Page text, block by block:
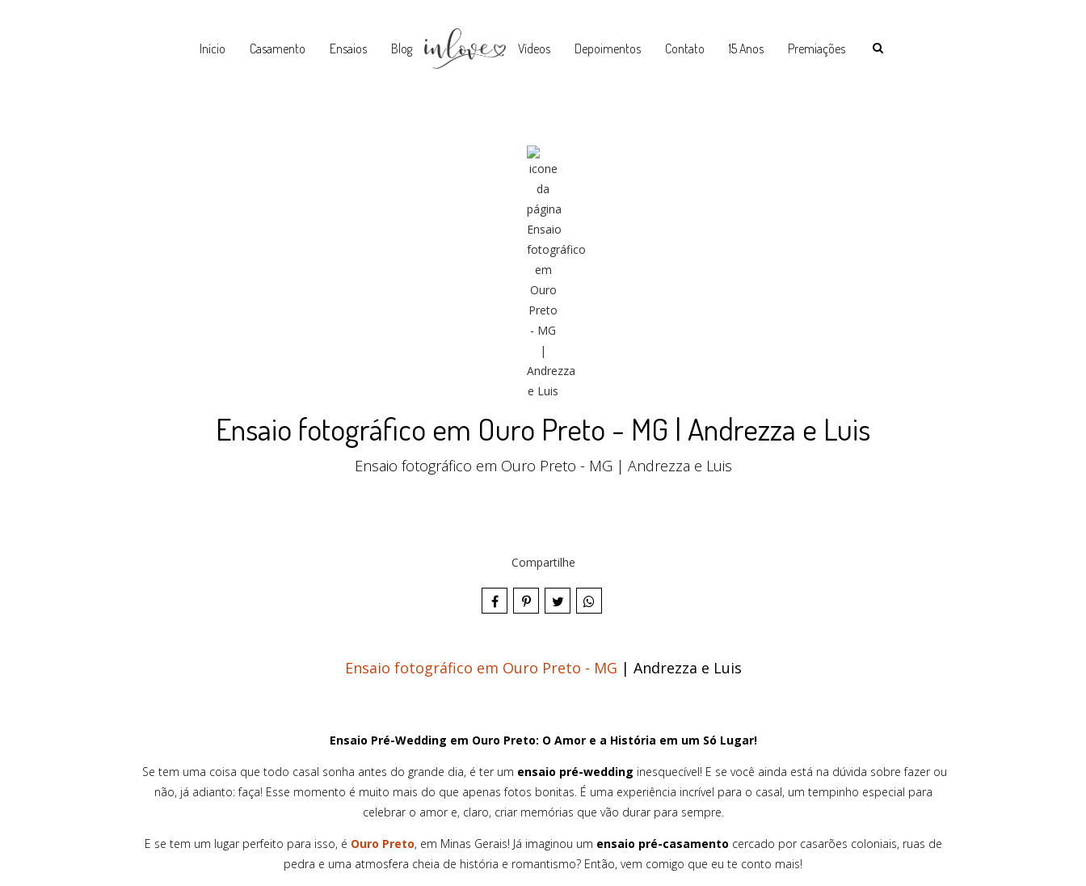
Início Casamento Ensaios Blog Vídeos Depoimentos Contato 15 Anos Premiações
Ensaio fotográfico em Ouro Preto - MG | Andrezza e Luis
Ensaio fotográfico em Ouro Preto - MG | Andrezza e Luis
Compartilhe
Ensaio fotográfico em Ouro Preto - MG | Andrezza e Luis
Ensaio Pré-Wedding em Ouro Preto: O Amor e a História em um Só Lugar!
Se tem uma coisa que todo casal sonha antes do grande dia, é ter um ensaio pré-wedding inesquecível! E se você ainda está na dúvida sobre fazer ou
não, já adianto: faça! Esse momento é muito mais do que apenas fotos bonitas. É uma experiência incrível para o casal, um tempinho especial para
celebrar o amor e, claro, criar memórias que vão durar para sempre.
E se tem um lugar perfeito para isso, é Ouro Preto, em Minas Gerais! Já imaginou um ensaio pré-casamento cercado por casarões coloniais, ruas de
pedra e uma atmosfera cheia de história e romantismo? Então, vem comigo que eu te conto mais!